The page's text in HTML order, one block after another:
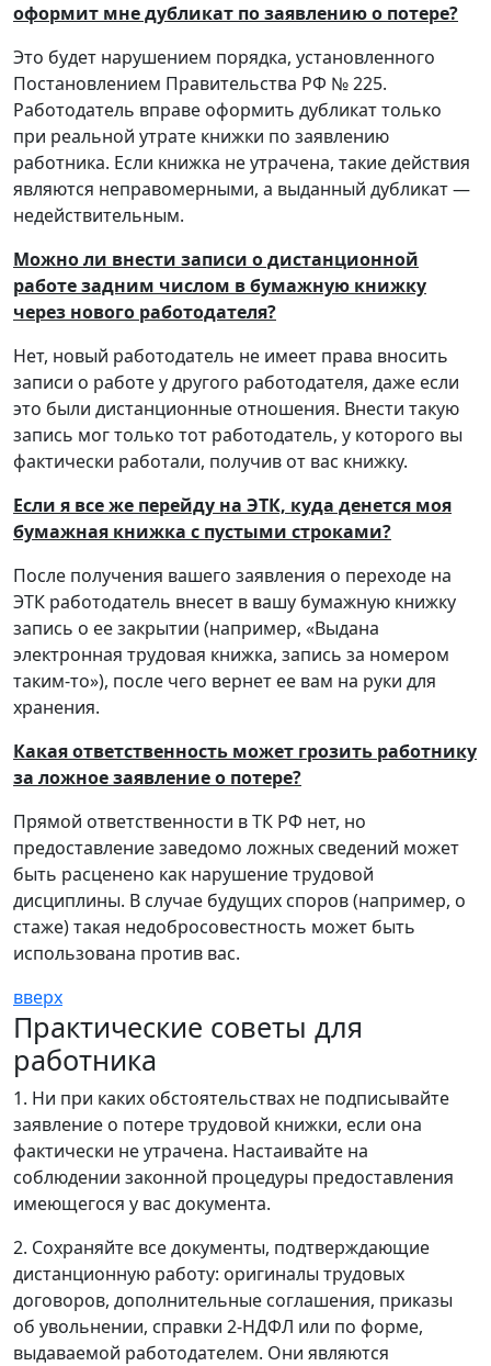
оформит мне дубликат по заявлению о потере?
Это будет нарушением порядка, установленного
Постановлением Правительства РФ № 225.
Работодатель вправе оформить дубликат только
при реальной утрате книжки по заявлению
работника. Если книжка не утрачена, такие действия
являются неправомерными, а выданный дубликат —
недействительным.
Можно ли внести записи о дистанционной
работе задним числом в бумажную книжку
через нового работодателя?
Нет, новый работодатель не имеет права вносить
записи о работе у другого работодателя, даже если
это были дистанционные отношения. Внести такую
запись мог только тот работодатель, у которого вы
фактически работали, получив от вас книжку.
Если я все же перейду на ЭТК, куда денется моя
бумажная книжка с пустыми строками?
После получения вашего заявления о переходе на
ЭТК работодатель внесет в вашу бумажную книжку
запись о ее закрытии (например, «Выдана
электронная трудовая книжка, запись за номером
таким-то»), после чего вернет ее вам на руки для
хранения.
Какая ответственность может грозить работнику
за ложное заявление о потере?
Прямой ответственности в ТК РФ нет, но
предоставление заведомо ложных сведений может
быть расценено как нарушение трудовой
дисциплины. В случае будущих споров (например, о
стаже) такая недобросовестность может быть
использована против вас.
вверх
Практические советы для
работника
1. Ни при каких обстоятельствах не подписывайте
заявление о потере трудовой книжки, если она
фактически не утрачена. Настаивайте на
соблюдении законной процедуры предоставления
имеющегося у вас документа.
2. Сохраняйте все документы, подтверждающие
дистанционную работу: оригиналы трудовых
договоров, дополнительные соглашения, приказы
об увольнении, справки 2-НДФЛ или по форме,
выдаваемой работодателем. Они являются